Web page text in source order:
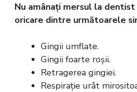
Nu amânați mersul la
oricare dintre următoarele
Gingii umflate.
Gingii foarte roșii.
Retragerea gingiei.
Respirație urât